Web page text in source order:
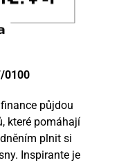
0100
půjdou
které pomáhají
plnit si
Inspirante je